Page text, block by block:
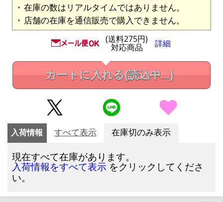
在庫の数はリアルタイムではありません。
店舗の在庫を通信販売で購入できません。
(送料275円)
対応商品 詳細
カートに入れる(読込中...)
入荷情報 すべて表示 在庫切のみ表示
現在すべて在庫があります。
入荷情報をすべて表示 をクリックしてくださ
い。